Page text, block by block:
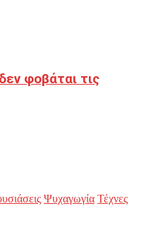
φοβάται τις
Ψυχαγωγία Τέχνες